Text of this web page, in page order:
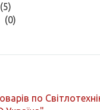
(5)
(0)